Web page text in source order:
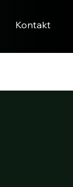
Kontakt